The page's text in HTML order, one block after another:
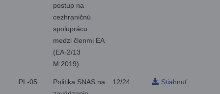
postup na
cezhraničnú
spoluprácu
medzi členmi EA
(EA-2/13
M:2019)
PL-05
Politika SNAS na
12/24 Stiahnuť